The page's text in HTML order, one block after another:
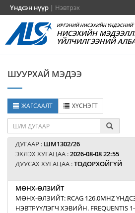
Үндсэн нүүр | Нэвтрэх
ИРГЭНИЙ НИСЭХИЙН ҮНДЭСНИЙ
НИСЭХИЙН
ҮЙЛЧИЛГЭЭНИЙ
ШУУРХАЙ МЭДЭЭ
ЖАГСААЛТ ХҮСНЭГТ
ДУГААР : ШМ1302/26
ЭХЛЭХ ХУГАЦАА :2026-08-08 22:55
ДУУСАХ ХУГАЦАА :ТОДОРХОЙГҮЙ
МӨНХ-ӨЛЗИЙТ
МӨНХ-ӨЛЗИЙТ: RCAG 126.0MHZ
НЭВТРҮҮЛЭГЧ ХЭВИЙН. FREQUENTIS